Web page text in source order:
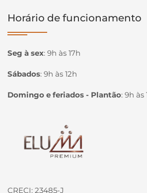
Horário de funcionamento
Seg à sex: 9h às 17h
Sábados: 9h às 12h
Domingo e feriados - Plantão: 9h às
Página inicial
CRECI: 23485-J